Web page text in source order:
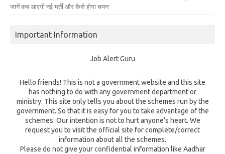
जानें कब आएगी नई भर्ती और कैसे होगा चयन
Important Information
Job Alert Guru
Hello friends! This is not a government website and this site
has nothing to do with any government department or
ministry. This site only tells you about the schemes run by the
government. So that it is easy for you to take advantage of the
schemes. Our intention is not to hurt anyone's heart. We
request you to visit the official site for complete/correct
information about all the schemes.
Please do not give your confidential information like Aadhar